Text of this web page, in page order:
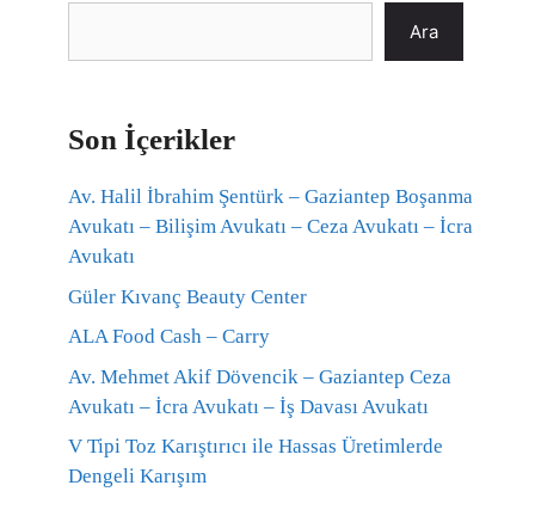
Ara
Son İçerikler
Av. Halil İbrahim Şentürk – Gaziantep Boşanma
Avukatı – Bilişim Avukatı – Ceza Avukatı – İcra
Avukatı
Güler Kıvanç Beauty Center
ALA Food Cash – Carry
Av. Mehmet Akif Dövencik – Gaziantep Ceza
Avukatı – İcra Avukatı – İş Davası Avukatı
V Tipi Toz Karıştırıcı ile Hassas Üretimlerde
Dengeli Karışım